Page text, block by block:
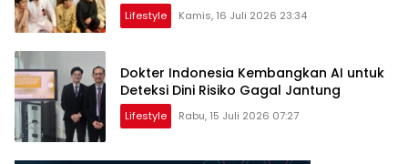
Lifestyle Kamis, 16 Juli 2026 23:34
Dokter Indonesia Kembangkan AI untuk
Deteksi Dini Risiko Gagal Jantung
Lifestyle Rabu, 15 Juli 2026 07:27